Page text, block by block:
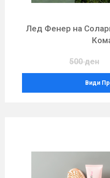
Лед Фенер на
500 ден
Види